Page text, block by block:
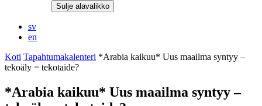
Sulje alavalikko
sv
en
Koti Tapahtumakalenteri *Arabia kaikuu* Uus maailma syntyy –
tekoäly = tekotaide?
*Arabia kaikuu* Uus maailma syntyy –